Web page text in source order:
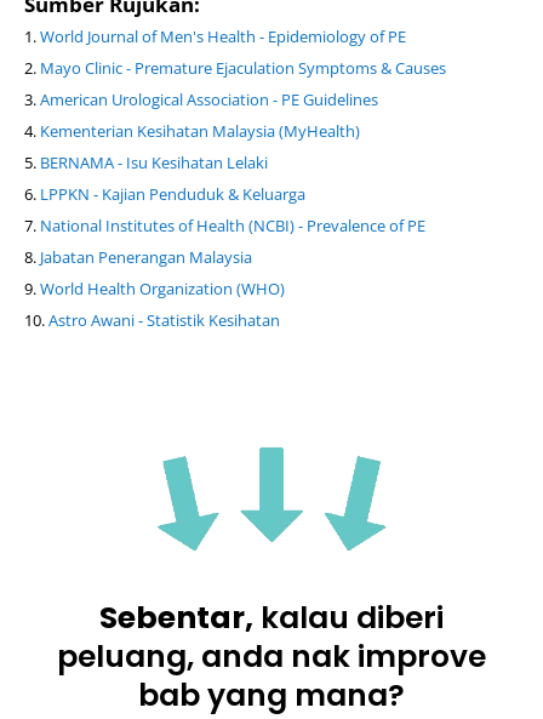
World Journal of Men's Health - Epidemiology of PE
Mayo Clinic - Premature Ejaculation Symptoms & Causes
American Urological Association - PE Guidelines
Kementerian Kesihatan Malaysia (MyHealth)
BERNAMA - Isu Kesihatan Lelaki
LPPKN - Kajian Penduduk & Keluarga
National Institutes of Health (NCBI) - Prevalence of PE
Jabatan Penerangan Malaysia
World Health Organization (WHO)
Astro Awani - Statistik Kesihatan
Sebentar, kalau diberi
peluang, anda nak improve
bab yang mana?